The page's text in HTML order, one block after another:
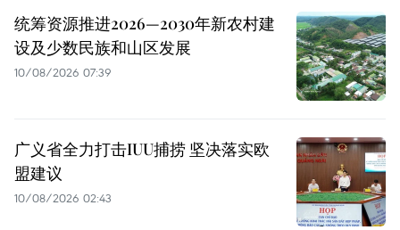
统筹资源推进2026—2030年新农村建
设及少数民族和山区发展
10/08/2026 07:39
广义省全力打击IUU捕捞 坚决落实欧
盟建议
10/08/2026 02:43